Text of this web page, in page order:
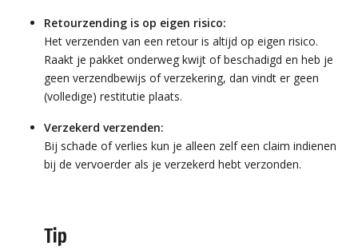
Retourzending is op eigen risico:
Het verzenden van een retour is altijd op eigen risico.
Raakt je pakket onderweg kwijt of beschadigd en heb je
geen verzendbewijs of verzekering, dan vindt er geen
(volledige) restitutie plaats.
Verzekerd verzenden:
Bij schade of verlies kun je alleen zelf een claim indienen
bij de vervoerder als je verzekerd hebt verzonden.
Tip